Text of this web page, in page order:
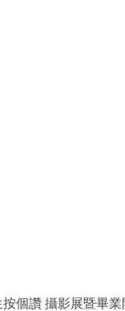
個讚 攝影展暨畢業